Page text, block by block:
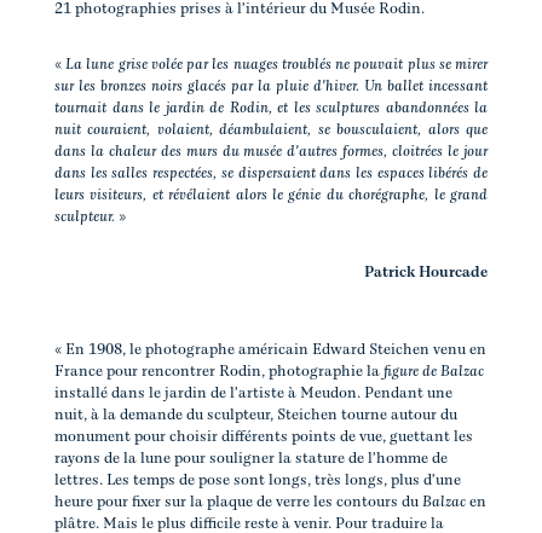
21 photographies prises à l'intérieur du Musée Rodin.
«La lune grise volée par les nuages troublés ne pouvait plus se mirer
sur les bronzes noirs glacés par la pluie d'hiver. Un ballet incessant
tournait dans le jardin de Rodin, et les sculptures abandonnées la
nuit couraient, volaient, déambulaient, se bousculaient, alors que
dans la chaleur des murs du musée d'autres formes, cloitrées le jour
dans les salles respectées, se dispersaient dans les espaces libérés de
leurs visiteurs, et révélaient alors le génie du chorégraphe, le grand
sculpteur. »
Patrick Hourcade
« En 1908, le photographe américain Edward Steichen venu en
France pour rencontrer Rodin, photographie la figure de Balzac
installé dans le jardin de l'artiste à Meudon. Pendant une
nuit, à la demande du sculpteur, Steichen tourne autour du
monument pour choisir différents points de vue, guettant les
rayons de la lune pour souligner la stature de l'homme de
lettres. Les temps de pose sont longs, très longs, plus d'une
heure pour fixer sur la plaque de verre les contours du Balzac en
plâtre. Mais le plus difficile reste à venir. Pour traduire la